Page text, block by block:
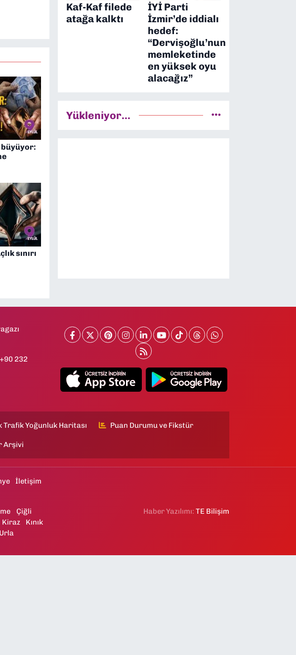
büyüyor:
sınırı
Kaf-Kaf filede
atağa kalktı
İYİ Parti
İzmir’de iddialı
hedef:
“Dervişoğlu’nun
memleketinde
en yüksek oyu
alacağız”
Yükleniyor...
232
Trafik Yoğunluk Haritası Puan Durumu ve Fikstür
Arşivi
İletişim
Çiğli
Kiraz
Kınık
Urla
Haber Yazılımı:TE Bilişim